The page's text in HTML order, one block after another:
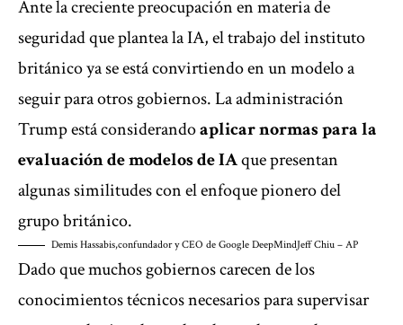
Ante la creciente preocupación en materia de
seguridad que plantea la IA, el trabajo del instituto
británico ya se está convirtiendo en un modelo a
seguir para otros gobiernos. La administración
Trump está considerandoaplicar normas para la
evaluación de modelos de IAque presentan
algunas similitudes con el enfoque pionero del
grupo británico.
Demis Hassabis,confundador y CEO de Google DeepMindJeff Chiu – AP
Dado que muchos gobiernos carecen de los
conocimientos técnicos necesarios para supervisar